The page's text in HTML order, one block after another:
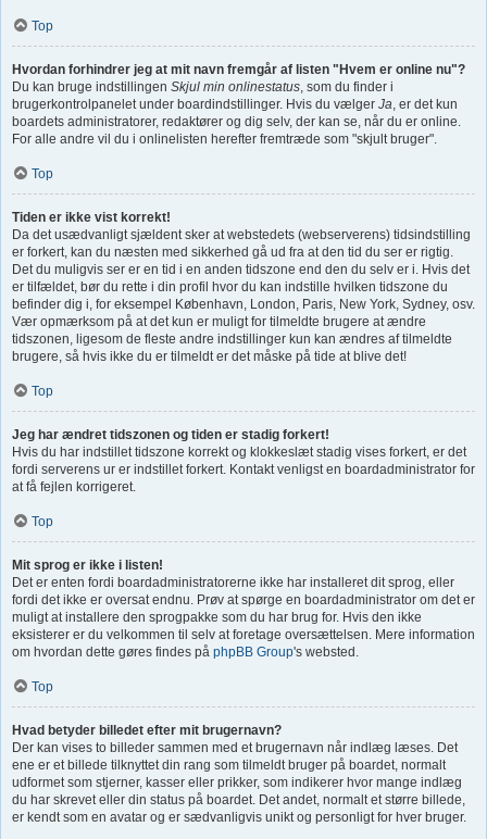
Top
Hvordan forhindrer jeg at mit navn fremgår af listen "Hvem er online nu"?
Du kan bruge indstillingen Skjul min onlinestatus, som du finder i
brugerkontrolpanelet under boardindstillinger. Hvis du vælger Ja, er det kun
boardets administratorer, redaktører og dig selv, der kan se, når du er online.
For alle andre vil du i onlinelisten herefter fremtræde som "skjult bruger".
Top
Tiden er ikke vist korrekt!
Da det usædvanligt sjældent sker at webstedets (webserverens) tidsindstilling
er forkert, kan du næsten med sikkerhed gå ud fra at den tid du ser er rigtig.
Det du muligvis ser er en tid i en anden tidszone end den du selv er i. Hvis det
er tilfældet, bør du rette i din profil hvor du kan indstille hvilken tidszone du
befinder dig i, for eksempel København, London, Paris, New York, Sydney, osv.
Vær opmærksom på at det kun er muligt for tilmeldte brugere at ændre
tidszonen, ligesom de fleste andre indstillinger kun kan ændres af tilmeldte
brugere, så hvis ikke du er tilmeldt er det måske på tide at blive det!
Top
Jeg har ændret tidszonen og tiden er stadig forkert!
Hvis du har indstillet tidszone korrekt og klokkeslæt stadig vises forkert, er det
fordi serverens ur er indstillet forkert. Kontakt venligst en boardadministrator for
at få fejlen korrigeret.
Top
Mit sprog er ikke i listen!
Det er enten fordi boardadministratorerne ikke har installeret dit sprog, eller
fordi det ikke er oversat endnu. Prøv at spørge en boardadministrator om det er
muligt at installere den sprogpakke som du har brug for. Hvis den ikke
eksisterer er du velkommen til selv at foretage oversættelsen. Mere information
om hvordan dette gøres findes på phpBB Group's websted.
Top
Hvad betyder billedet efter mit brugernavn?
Der kan vises to billeder sammen med et brugernavn når indlæg læses. Det
ene er et billede tilknyttet din rang som tilmeldt bruger på boardet, normalt
udformet som stjerner, kasser eller prikker, som indikerer hvor mange indlæg
du har skrevet eller din status på boardet. Det andet, normalt et større billede,
er kendt som en avatar og er sædvanligvis unikt og personligt for hver bruger.